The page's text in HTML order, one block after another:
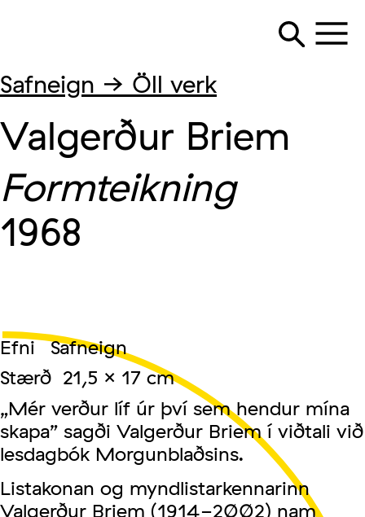
Safneign → Öll verk
Valgerður Briem
Formteikning
1968
Efni Safneign
Stærð 21,5 x 17 cm
„Mér verður líf úr því sem hendur mína
skapa” sagði Valgerður Briem í viðtali við
lesdagbók Morgunblaðsins.
Listakonan og myndlistarkennarinn
Valgerður Briem (1914-2002) nam